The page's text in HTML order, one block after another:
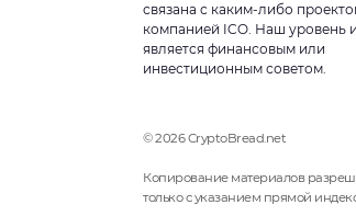
связана с каким-либо
компанией ICO. Наш уровень
является финансовым или
инвестиционным советом.
© 2026 CryptoBread.net
Копирование материалов
только с указанием прямой